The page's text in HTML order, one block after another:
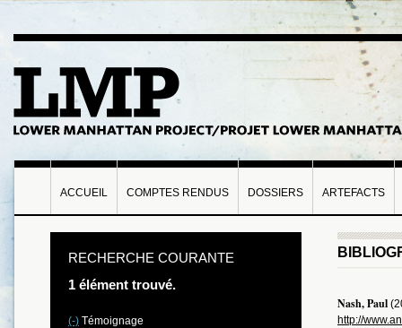
ACCUEIL COMPTES RENDUS DOSSIERS ARTEFACTS
Nash, Paul
http://
RECHERCHE COURANTE
1 élément trouvé.
(-) Témoignage